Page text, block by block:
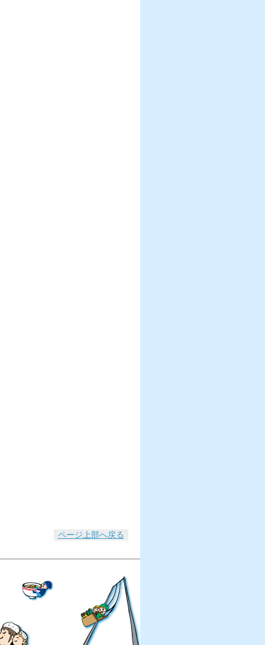
ページ上部へ戻る